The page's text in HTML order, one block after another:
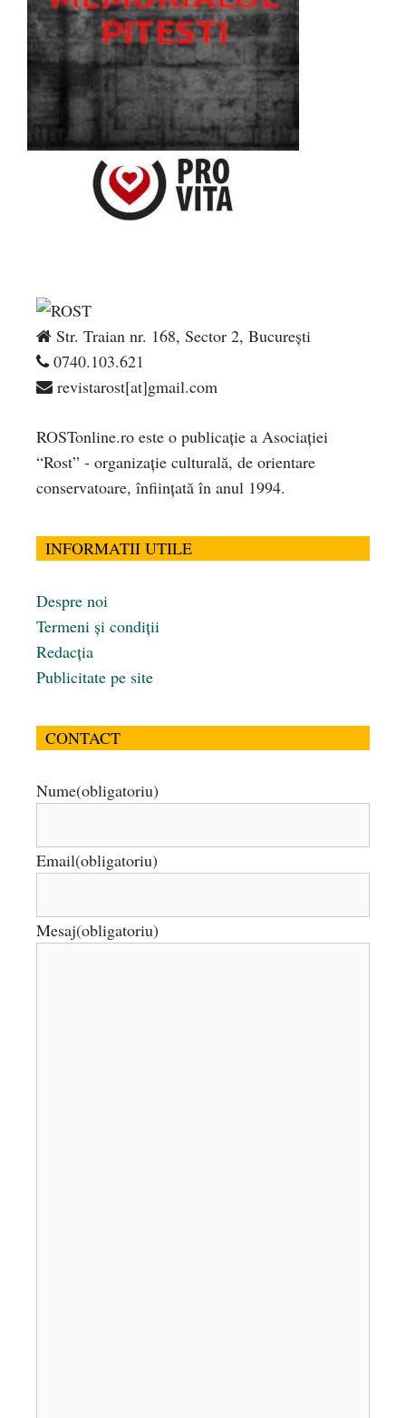
Str. Traian nr. 168, Sector 2, București
0740.103.621
revistarost[at]gmail.com
ROSTonline.ro este o publicaţie a Asociaţiei
“Rost” - organizaţie culturală, de orientare
conservatoare, înfiinţată în anul 1994.
INFORMATII UTILE
Despre noi
Termeni și condiții
Redacția
Publicitate pe site
CONTACT
Nume(obligatoriu)
Email(obligatoriu)
Mesaj(obligatoriu)